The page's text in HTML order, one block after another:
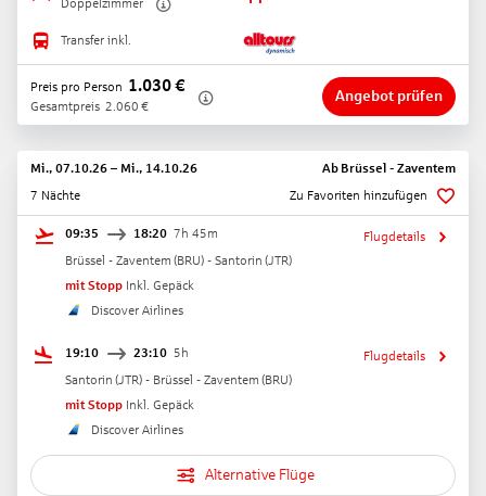
Doppelzimmer
Transfer inkl.
Preis pro Person 1.030€
Gesamtpreis 2.060 €
Angebot prüfen
Mi., 07.10.26 – Mi., 14.10.26 Ab Brüssel - Zaventem
7 Nächte
Zu Favoriten hinzufügen
09:35 18:20 7h 45m
Brüssel - Zaventem (BRU) - Santorin (JTR)
mit Stopp Inkl. Gepäck
Discover Airlines
Flugdetails
19:10 23:10 5h
Santorin (JTR) - Brüssel - Zaventem (BRU)
mit Stopp Inkl. Gepäck
Discover Airlines
Flugdetails
Alternative Flüge